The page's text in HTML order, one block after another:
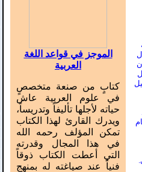
الموجز في قواعد اللغة
العربية
كتابٍ من صنعة متخصصٍ
في علوم العربية عاش
حياته لأجلها تأليفاً وتدريساً،
ويدرك القارئ لهذا الكتاب
تمكن المؤلف رحمه الله
في هذا المجال وقدرته
التي أعطت الكتاب ذوقاً
فنياً عند صياغته له بمنهج